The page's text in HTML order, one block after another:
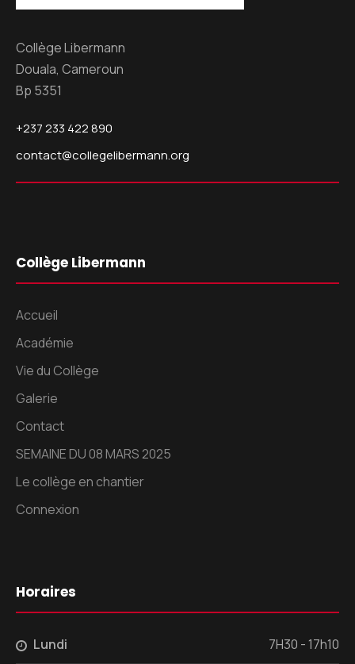
Collège Libermann
Douala, Cameroun
Bp 5351
+237 233 422 890
contact@collegelibermann.org
Collège Libermann
Accueil
Académie
Vie du Collège
Galerie
Contact
SEMAINE DU 08 MARS 2025
Le collège en chantier
Connexion
Horaires
Lundi 7H30 - 17h10